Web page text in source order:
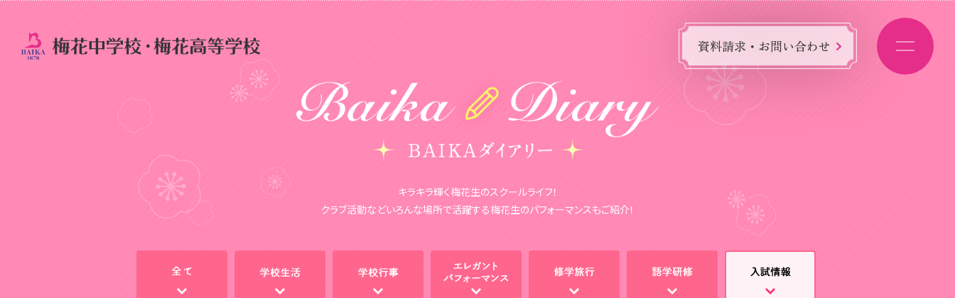
資料請求・お問い合わせ
キラキラ輝く梅花生のスクールライフ！
クラブ活動などいろんな場所で活躍する梅花生のパフォーマンスもご紹介！